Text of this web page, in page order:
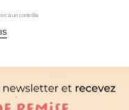
à un contrôle